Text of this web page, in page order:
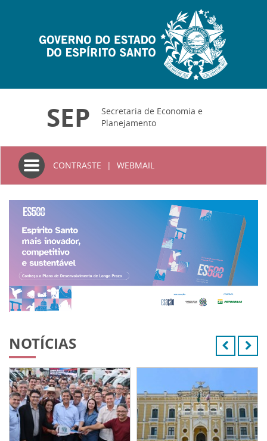
SEP
Secretaria de Economia e
Planejamento
Toggle
navigation
CONTRASTE | WEBMAIL
NOTÍCIAS